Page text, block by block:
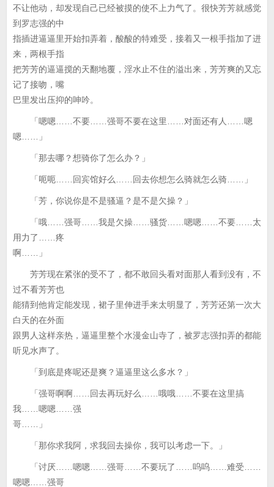
不让他动，却发现自己已经被摸的使不上力气了。很快芳芳就感觉
到罗志强的中
指插进逼逼里开始扣弄着，酸酸的特难受，接着又一根手指加了进
来，两根手指
把芳芳的逼逼搅的天翻地覆，淫水止不住的溢出来，芳芳爽的又忘
记了接吻，嘴
巴里发出压抑的呻吟。
「嗯嗯……不要……强哥不要在这里……对面还有人……嗯
嗯……」
「那去哪？想骑你了怎么办？」
「呃呃……回宾馆好么……回去你想怎么骑就怎么骑……」
「芳，你说你是不是骚逼？是不是欠操？」
「哦……强哥……我是欠操……骚货……嗯嗯……不要……太
用力了……疼
啊……」
芳芳现在紧张的受不了，都不敢回头看对面那人看到没有，不
过不看芳芳也
能猜到他肯定能发现，裙子里伸进手来太明显了，芳芳还第一次大
白天的在外面
跟男人这样亲热，逼逼里整个水漫金山寺了，被罗志强扣弄的都能
听见水声了。
「到底是疼呢还是爽？逼逼里这么多水？」
「强哥啊啊……回去再玩好么……哦哦……不要在这里搞
我……嗯嗯……强
哥……」
「那你求我阿，求我回去操你，我可以考虑一下。」
「讨厌……嗯嗯……强哥……不要玩了……呜呜……难受……
嗯嗯……强哥